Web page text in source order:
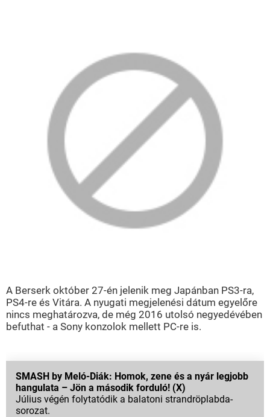
A Berserk október 27-én jelenik meg Japánban PS3-ra,
PS4-re és Vitára. A nyugati megjelenési dátum egyelőre
nincs meghatározva, de még 2016 utolsó negyedévében
befuthat - a Sony konzolok mellett PC-re is.
SMASH by Meló-Diák: Homok, zene és a nyár legjobb
hangulata – Jön a második forduló! (X)
Július végén folytatódik a balatoni strandröplabda-
sorozat.